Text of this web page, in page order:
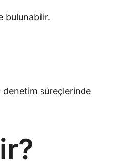
bulunabilir.
denetim süreçlerinde